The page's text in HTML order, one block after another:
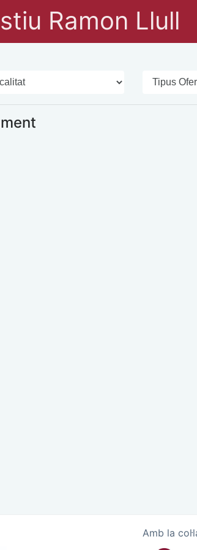
Ramon Llull
Amb la